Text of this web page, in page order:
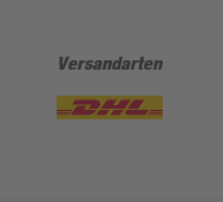
Versandarten